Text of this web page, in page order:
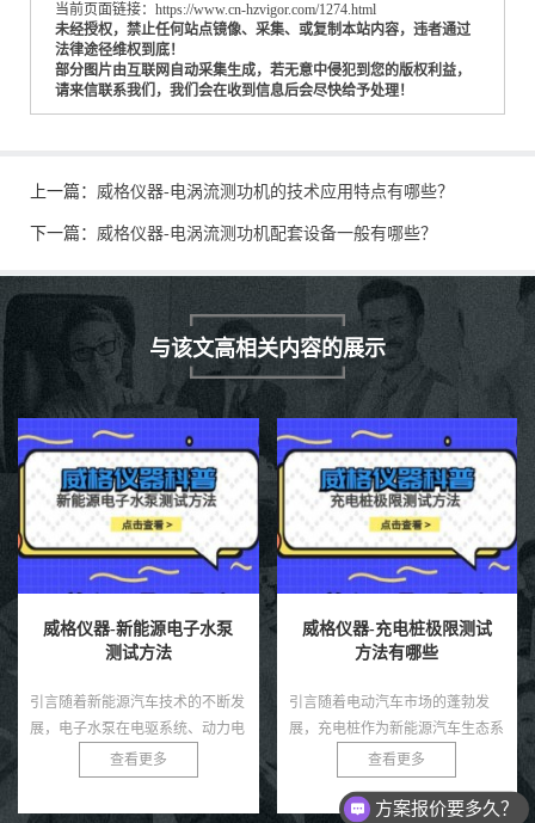
当前页面链接：https://www.cn-hzvigor.com/1274.html
未经授权，禁止任何站点镜像、采集、或复制本站内容，违者通过
法律途径维权到底！
部分图片由互联网自动采集生成，若无意中侵犯到您的版权利益，
请来信联系我们，我们会在收到信息后会尽快给予处理！
上一篇： 威格仪器-电涡流测功机的技术应用特点有哪些？
下一篇： 威格仪器-电涡流测功机配套设备一般有哪些？
与该文高相关内容的展示
威格仪器-新能源电子水泵
测试方法
引言随着新能源汽车技术的不断发
展，电子水泵在电驱系统、动力电
池、热管理模块等环节中起着至关
重要的冷却作用。相比传统机械水
查看更多
威格仪器-充电桩极限测试
方法有哪些
引言随着电动汽车市场的蓬勃发
展，充电桩作为新能源汽车生态系
统的核心基础设施，其性能和可靠
性直接影响用户体验和电网安全。
充电桩需在极端条件下，如高温、
查看更多
方案报价要多久？